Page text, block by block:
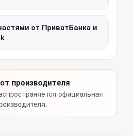
от ПриватБанка и
производителя
официальная